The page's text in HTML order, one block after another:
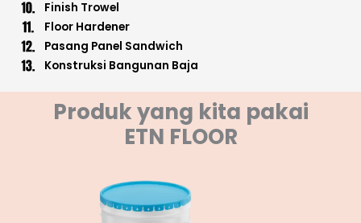
Finish Trowel
Floor Hardener
Pasang Panel Sandwich
Konstruksi Bangunan Baja
Produk yang kita pakai
ETN FLOOR